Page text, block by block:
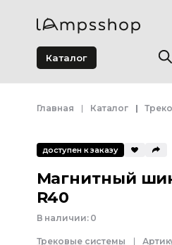
Каталог
Главная Каталог
доступен к заказу
Магнитный
R40
В наличии: 0
Трековые системы